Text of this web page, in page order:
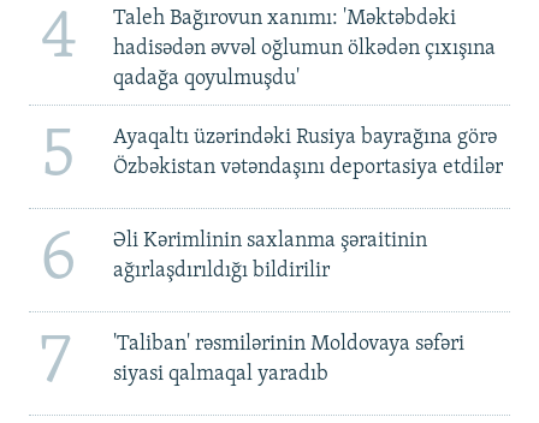
4
Taleh Bağırovun xanımı: 'Məktəbdəki
hadisədən əvvəl oğlumun ölkədən çıxışına
qadağa qoyulmuşdu'
5
Ayaqaltı üzərindəki Rusiya bayrağına görə
Özbəkistan vətəndaşını deportasiya etdilər
6
Əli Kərimlinin saxlanma şəraitinin
ağırlaşdırıldığı bildirilir
7
'Taliban' rəsmilərinin Moldovaya səfəri
siyasi qalmaqal yaradıb